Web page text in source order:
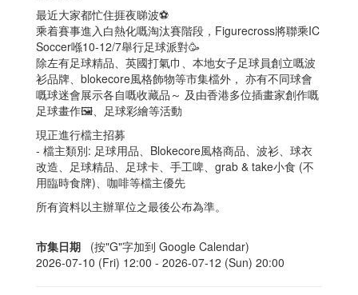
最近大家都忙住捱夜睇波⚽️
乘着賽事進入白熱化嘅淘汰賽階段，Figurecross將聯乘IC
Soccer喺10-12/7舉行足球派對🥳
除左有足球精品、英國打氣巾、本地女子足球員創立嘅波
衫品牌、blokecore風格飾物等市集檔外， 亦有不同球會
嘅球迷會展示各自嘅收藏品～ 及由香港多位插畫家創作嘅
足球畫作🖼️、足球彩繪等活動
現正進行檔主招募
- 檔主類別: 足球用品、Blokecore風格商品、波衫、球衣
改造、足球精品、足球卡、手工啤、grab & take小食 (不
用臨時食牌)、咖啡等檔主優先
所有資料以主辦單位之最後公布為準。
市集日期
(按"G"字加到 Google Calendar)
2026-07-10 (Fri) 12:00 - 2026-07-12 (Sun) 20:00